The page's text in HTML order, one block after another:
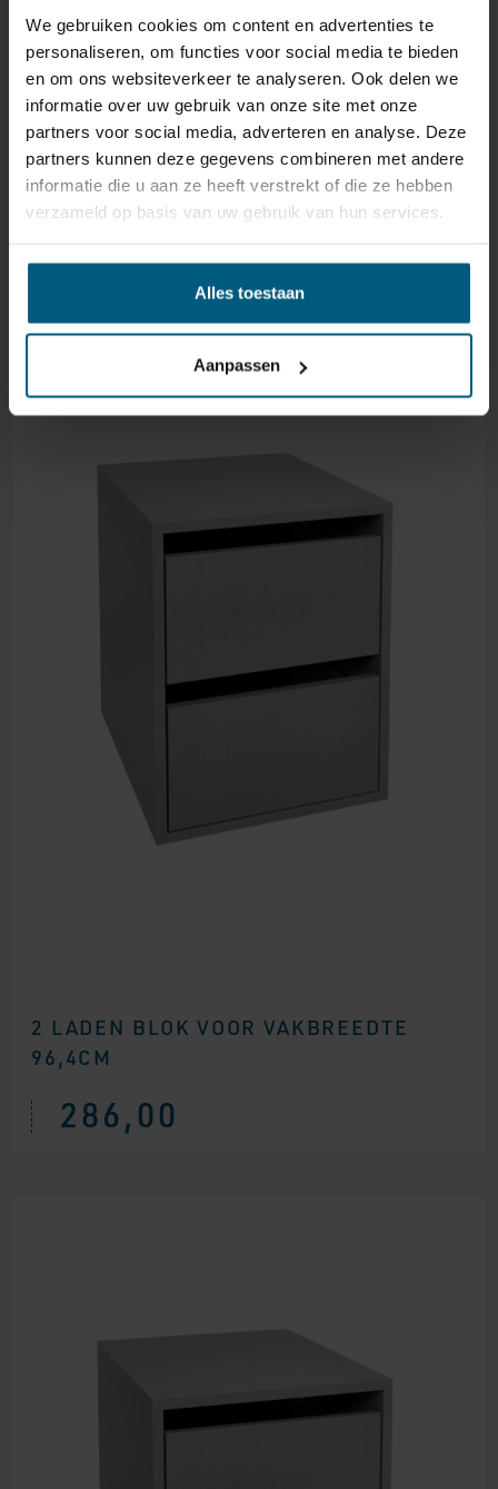
We gebruiken cookies om content en advertenties te
personaliseren, om functies voor social media te bieden
en om ons websiteverkeer te analyseren. Ook delen we
informatie over uw gebruik van onze site met onze
partners voor social media, adverteren en analyse. Deze
partners kunnen deze gegevens combineren met andere
informatie die u aan ze heeft verstrekt of die ze hebben
verzameld op basis van uw gebruik van hun services.
Alles toestaan
Aanpassen
waardevermindering van het product aan u
doorberekenen.
GERELATEERDE PRODUCTEN
2 LADEN BLOK VOOR VAKBREEDTE
96,4CM
286,00